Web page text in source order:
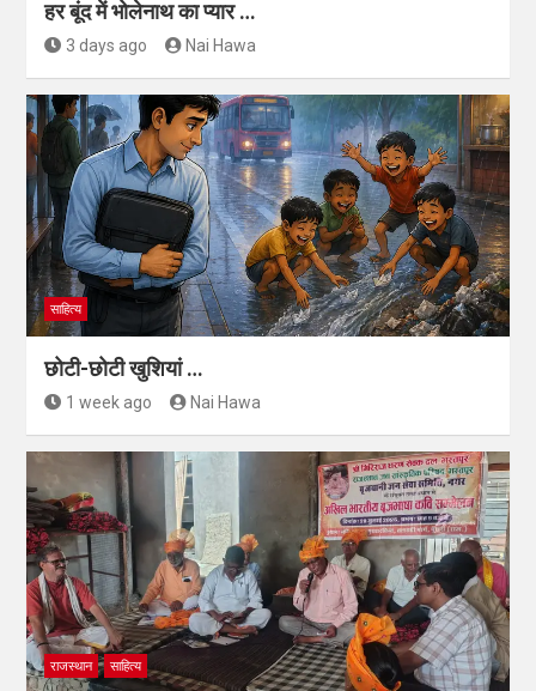
हर बूंद में भोलेनाथ का प्यार …
3 days ago Nai Hawa
साहित्य
छोटी-छोटी खुशियां …
1 week ago Nai Hawa
राजस्थान साहित्य